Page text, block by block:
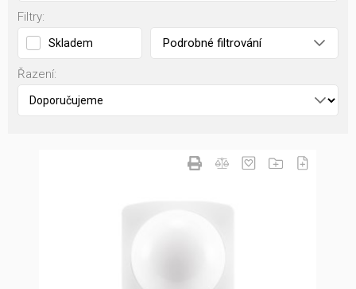
Filtry:
Skladem Podrobné filtrování
Řazení: